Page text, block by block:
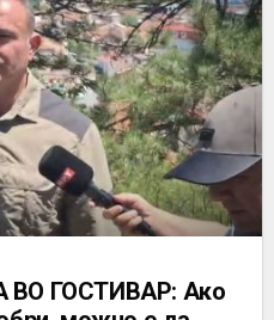
ВО ГОСТИВАР: Ако